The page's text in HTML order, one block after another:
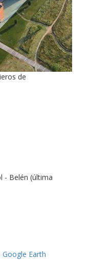
de
- Belén (última
Google Earth